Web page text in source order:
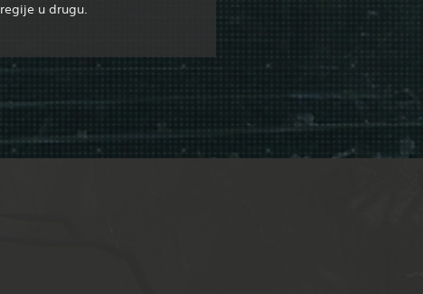
regije u drugu.